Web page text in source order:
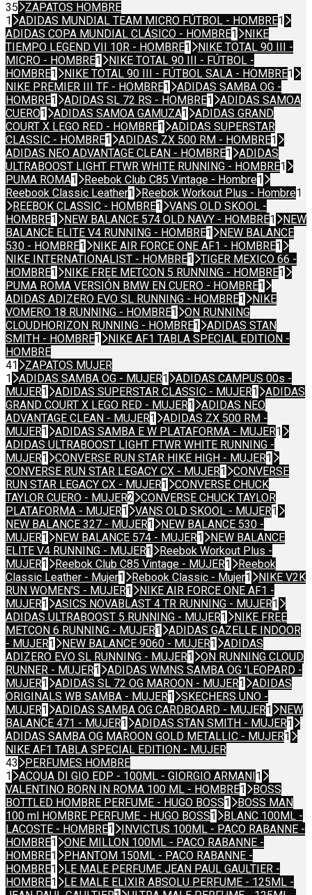
35
ZAPATOS HOMBRE
1
ADIDAS MUNDIAL TEAM MICRO FÚTBOL - HOMBRE1
ADIDAS COPA MUNDIAL CLÁSICO - HOMBRE1
NIKE
TIEMPO LEGEND VII 10R - HOMBRE1
NIKE TOTAL 90 III -
MICRO - HOMBRE1
NIKE TOTAL 90 III - FÚTBOL -
HOMBRE1 NIKE TOTAL 90 III - FÚTBOL SALA - HOMBRE1
NIKE PREMIER III TF - HOMBRE1
ADIDAS SAMBA OG -
HOMBRE1 ADIDAS SL 72 RS - HOMBRE1
ADIDAS SAMOA
CUERO1 ADIDAS SAMOA GAMUZA1
ADIDAS GRAND
COURT X LEGO RED - HOMBRE1
ADIDAS SUPERSTAR
CLASSIC - HOMBRE1 ADIDAS ZX 500 RM - HOMBRE1
ADIDAS NEO ADVANTAGE CLEAN - HOMBRE1
ADIDAS
ULTRABOOST LIGHT FTWR WHITE RUNNING - HOMBRE1
PUMA ROMA1 Reebok Club C85 Vintage - Hombre1
Reebook Classic Leather1 Reebok Workout Plus - Hombre1
REEBOK CLASSIC - HOMBRE1
VANS OLD SKOOL -
HOMBRE1 NEW BALANCE 574 OLD NAVY - HOMBRE1
NEW
BALANCE ELITE V4 RUNNING - HOMBRE1
NEW BALANCE
530 - HOMBRE1 NIKE AIR FORCE ONE AF1 - HOMBRE1
NIKE INTERNATIONALIST - HOMBRE1
TIGER MEXICO 66 -
HOMBRE1 NIKE FREE METCON 5 RUNNING - HOMBRE1
PUMA ROMA VERSIÓN BMW EN CUERO - HOMBRE1
ADIDAS ADIZERO EVO SL RUNNING - HOMBRE1
NIKE
VOMERO 18 RUNNING - HOMBRE1
ON RUNNING
CLOUDHORIZON RUNNING - HOMBRE1
ADIDAS STAN
SMITH - HOMBRE1
NIKE AF1 TABLA SPECIAL EDITION -
HOMBRE
41
ZAPATOS MUJER
1
ADIDAS SAMBA OG - MUJER1
ADIDAS CAMPUS 00s -
MUJER1 ADIDAS SUPERSTAR CLASSIC - MUJER1
ADIDAS
GRAND COURT X LEGO RED - MUJER1
ADIDAS NEO
ADVANTAGE CLEAN - MUJER1
ADIDAS ZX 500 RM -
MUJER1 ADIDAS SAMBA E W PLATAFORMA - MUJER1
ADIDAS ULTRABOOST LIGHT FTWR WHITE RUNNING -
MUJER1 CONVERSE RUN STAR HIKE HIGH - MUJER1
CONVERSE RUN STAR LEGACY CX - MUJER1
CONVERSE
RUN STAR LEGACY CX - MUJER1
CONVERSE CHUCK
TAYLOR CUERO - MUJER2 CONVERSE CHUCK TAYLOR
PLATAFORMA - MUJER1 VANS OLD SKOOL - MUJER1
NEW BALANCE 327 - MUJER1
NEW BALANCE 530 -
MUJER1 NEW BALANCE 574 - MUJER1
NEW BALANCE
ELITE V4 RUNNING - MUJER1
Reebok Workout Plus -
MUJER1 Reebok Club C85 Vintage - MUJER1
Reebok
Classic Leather - Mujer1 Rebook Classic - Mujer1
NIKE V2K
RUN WOMEN'S - MUJER1
NIKE AIR FORCE ONE AF1 -
MUJER1 ASICS NOVABLAST 4 TR RUNNING - MUJER1
ADIDAS ULTRABOOST 5 RUNNING - MUJER1
NIKE FREE
METCON 6 RUNNING - MUJER1
ADIDAS GAZELLE INDOOR
- MUJER1 NEW BALANCE 9060 - MUJER1
ADIDAS
ADIZERO EVO SL RUNNING - MUJER1
ON RUNNING CLOUD
RUNNER - MUJER1
ADIDAS WMNS SAMBA OG 'LEOPARD -
MUJER1 ADIDAS SL 72 OG MAROON - MUJER1
ADIDAS
ORIGINALS WB SAMBA - MUJER1
SKECHERS UNO -
MUJER1 ADIDAS SAMBA OG CARDBOARD - MUJER1
NEW
BALANCE 471 - MUJER1 ADIDAS STAN SMITH - MUJER1
ADIDAS SAMBA OG MAROON GOLD METALLIC - MUJER1
NIKE AF1 TABLA SPECIAL EDITION - MUJER
43
PERFUMES HOMBRE
1
ACQUA DI GIO EDP - 100ML - GIORGIO ARMANI 1
VALENTINO BORN IN ROMA 100 ML - HOMBRE1
BOSS
BOTTLED HOMBRE PERFUME - HUGO BOSS1
BOSS MAN
100 ml HOMBRE PERFUME - HUGO BOSS1
BLANC 100ML -
LACOSTE - HOMBRE1
INVICTUS 100ML - PACO RABANNE -
HOMBRE1
ONE MILLON 100ML - PACO RABANNE -
HOMBRE1
PHANTOM 150ML - PACO RABANNE -
HOMBRE1
LE MALE PERFUME JEAN PAUL GAULTIER -
HOMBRE1
LE MALE ELIXIR ABSOLU PERFUME - 125ML -